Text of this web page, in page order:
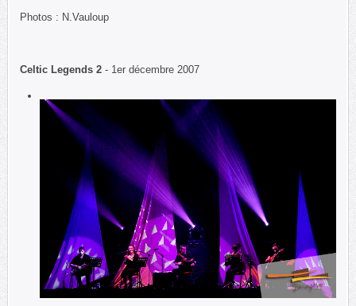
Photos : N.Vauloup
Celtic Legends 2 - 1er décembre 2007